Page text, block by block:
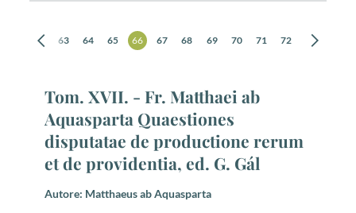
62 63 64 65 66 67 68 69 70 71 72 73
Tom. XVII. - Fr. Matthaei ab
Aquasparta Quaestiones
disputatae de productione rerum
et de providentia, ed. G. Gál
Autore: Matthaeus ab Aquasparta